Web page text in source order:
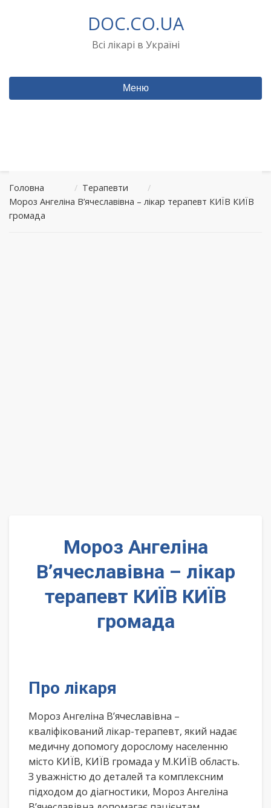
DOC.CO.UA
Всі лікарі в Україні
Меню
Головна / Терапевти
/
Мороз Ангеліна В’ячеславівна – лікар терапевт КИЇВ КИЇВ
громада
Мороз Ангеліна
В’ячеславівна – лікар
терапевт КИЇВ КИЇВ
громада
Про лікаря
Мороз Ангеліна В’ячеславівна –
кваліфікований лікар-терапевт, який надає
медичну допомогу дорослому населенню
місто КИЇВ, КИЇВ громада у М.КИЇВ область.
З уважністю до деталей та комплексним
підходом до діагностики, Мороз Ангеліна